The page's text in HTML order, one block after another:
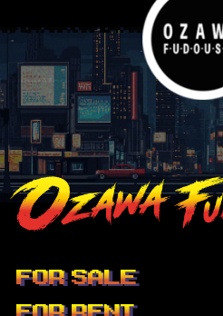
FOR SALE
FOR RENT